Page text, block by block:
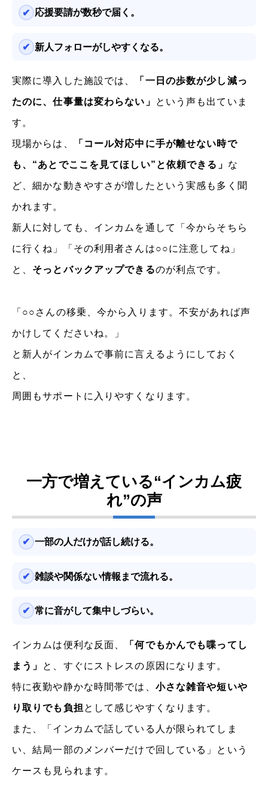
応援要請が数秒で届く。
新人フォローがしやすくなる。
実際に導入した施設では、 「一日の歩数が少し減っ
たのに、仕事量は変わらない」 という声も出ていま
す。
現場からは、 「コール対応中に手が離せない時で
も、“あとでここを見てほしい”と依頼できる」 な
ど、細かな動きやすさが増したという実感も多く聞
かれます。
新人に対しても、インカムを通して「今からそちら
に行くね」「その利用者さんは○○に注意してね」
と、 そっとバックアップできるのが利点です。
「○○さんの移乗、今から入ります。不安があれば声
かけしてくださいね。」
と新人がインカムで事前に言えるようにしておく
と、
周囲もサポートに入りやすくなります。
一方で増えている“インカム疲
れ”の声
一部の人だけが話し続ける。
雑談や関係ない情報まで流れる。
常に音がして集中しづらい。
インカムは便利な反面、 「何でもかんでも喋ってし
まう」 と、すぐにストレスの原因になります。
特に夜勤や静かな時間帯では、 小さな雑音や短いや
り取りでも負担 として感じやすくなります。
また、「インカムで話している人が限られてしま
い、結局一部のメンバーだけで回している」という
ケースも見られます。